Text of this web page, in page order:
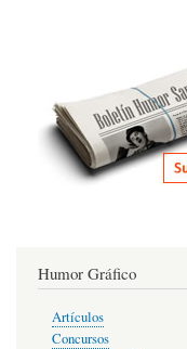
Humor Gráfico
Artículos
Concursos